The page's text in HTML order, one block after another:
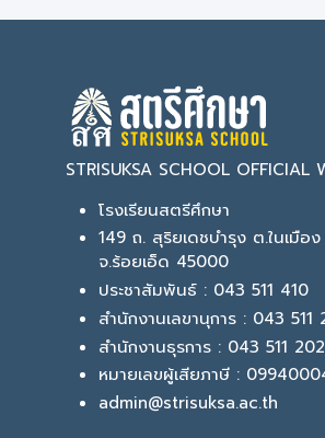
STRISUKSA SCHOOL OFFICIAL
โรงเรียนสตรีศึกษา
149 ถ. สุริยเดชบำรุง ต.ในเมือ
จ.ร้อยเอ็ด 45000
ประชาสัมพันธ์ : 043 511 410
สำนักงานเลขานุการ : 043 511
สำนักงานธุรการ : 043 511 202
หมายเลขผู้เสียภาษี :
admin@strisuksa.ac.th